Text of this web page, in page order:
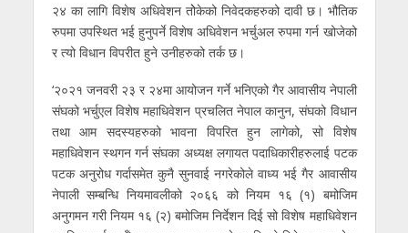
२४ का लागि विशेष अधिवेशन तोेकेको निवेदकहरुको दावी छ। भौतिक
रुपमा उपस्थित भई हुनुपर्ने विशेष अधिवेशन भर्चुअल रुपमा गर्न खोजेको
र त्यो विधान विपरीत हुने उनीहरुको तर्क छ।
‘२०२१ जनवरी २३ र २४मा आयोजन गर्ने भनिएको गैर आवासीय नेपाली
संघको भर्चुएल विशेष महाधिवेशन प्रचलित नेपाल कानुन, संघको विधान
तथा आम सदस्यहरुको भावना विपरित हुन लागेको, सो विशेष
महाधिवेशन स्थगन गर्न संघका अध्यक्ष लगायत पदाधिकारीहरुलाई पटक
पटक अनुरोध गर्दासमेत कुनै सुनवाई नगरेकोले वाध्य भई गैर आवासीय
नेपाली सम्बन्धि नियमावलीको २०६६ को नियम १६ (१) बमोजिम
अनुगमन गरी नियम १६ (२) बमोजिम निर्देशन दिई सो विशेष महाधिवेशन